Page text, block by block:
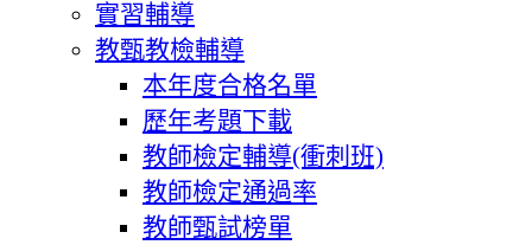
實習輔導
教甄教檢輔導
本年度合格名單
歷年考題下載
教師檢定輔導(衝刺班)
教師檢定通過率
教師甄試榜單